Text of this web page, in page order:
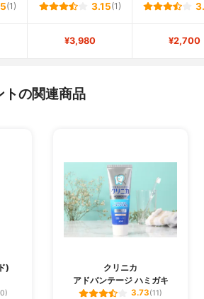
(1) 3.15(1)
¥3,980 ¥2,700
トの関連商品
)
クリニカ
アドバンテージ ハミガキ
3.73(11)